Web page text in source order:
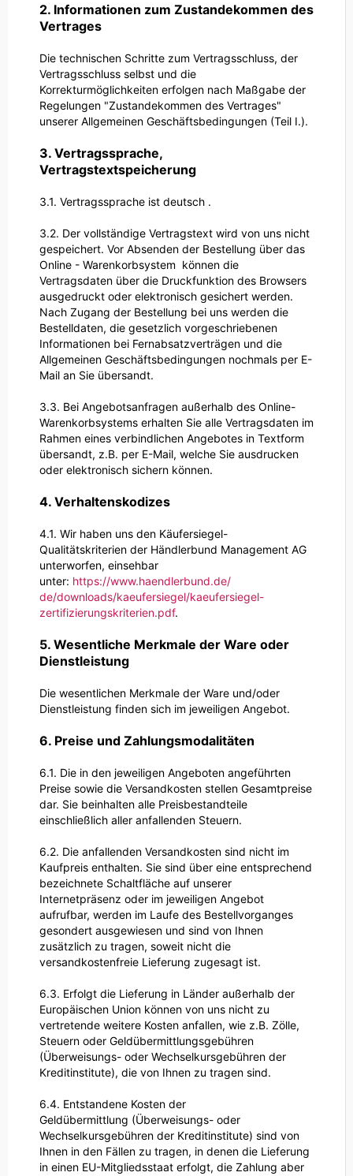
2. Informationen zum Zustandekommen des
Vertrages
Die technischen Schritte zum Vertragsschluss, der
Vertragsschluss selbst und die
Korrekturmöglichkeiten erfolgen nach Maßgabe der
Regelungen "Zustandekommen des Vertrages"
unserer Allgemeinen Geschäftsbedingungen (Teil I.).
3. Vertragssprache,
Vertragstextspeicherung
3.1. Vertragssprache ist deutsch .
3.2. Der vollständige Vertragstext wird von uns nicht
gespeichert. Vor Absenden der Bestellung über das
Online - Warenkorbsystem können die
Vertragsdaten über die Druckfunktion des Browsers
ausgedruckt oder elektronisch gesichert werden.
Nach Zugang der Bestellung bei uns werden die
Bestelldaten, die gesetzlich vorgeschriebenen
Informationen bei Fernabsatzverträgen und die
Allgemeinen Geschäftsbedingungen nochmals per E-
Mail an Sie übersandt.
3.3. Bei Angebotsanfragen außerhalb des Online-
Warenkorbsystems erhalten Sie alle Vertragsdaten im
Rahmen eines verbindlichen Angebotes in Textform
übersandt, z.B. per E-Mail, welche Sie ausdrucken
oder elektronisch sichern können.
4. Verhaltenskodizes
4.1. Wir haben uns den Käufersiegel-
Qualitätskriterien der Händlerbund Management AG
unterworfen, einsehbar
unter: https://www.haendlerbund.de/
de/downloads/kaeufersiegel/kaeufersiegel-
zertifizierungskriterien.pdf.
5. Wesentliche Merkmale der Ware oder
Dienstleistung
Die wesentlichen Merkmale der Ware und/oder
Dienstleistung finden sich im jeweiligen Angebot.
6. Preise und Zahlungsmodalitäten
6.1. Die in den jeweiligen Angeboten angeführten
Preise sowie die Versandkosten stellen Gesamtpreise
dar. Sie beinhalten alle Preisbestandteile
einschließlich aller anfallenden Steuern.
6.2. Die anfallenden Versandkosten sind nicht im
Kaufpreis enthalten. Sie sind über eine entsprechend
bezeichnete Schaltfläche auf unserer
Internetpräsenz oder im jeweiligen Angebot
aufrufbar, werden im Laufe des Bestellvorganges
gesondert ausgewiesen und sind von Ihnen
zusätzlich zu tragen, soweit nicht die
versandkostenfreie Lieferung zugesagt ist.
6.3. Erfolgt die Lieferung in Länder außerhalb der
Europäischen Union können von uns nicht zu
vertretende weitere Kosten anfallen, wie z.B. Zölle,
Steuern oder Geldübermittlungsgebühren
(Überweisungs- oder Wechselkursgebühren der
Kreditinstitute), die von Ihnen zu tragen sind.
6.4. Entstandene Kosten der
Geldübermittlung (Überweisungs- oder
Wechselkursgebühren der Kreditinstitute) sind von
Ihnen in den Fällen zu tragen, in denen die Lieferung
in einen EU-Mitgliedsstaat erfolgt, die Zahlung aber